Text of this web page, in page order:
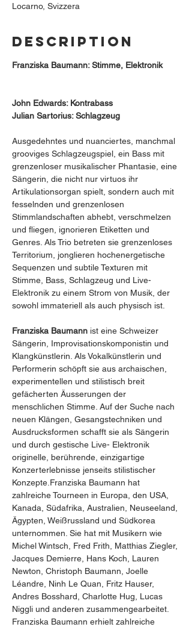
Locarno, Svizzera
Description
Franziska Baumann: Stimme, Elektronik
John Edwards: Kontrabass
Julian Sartorius: Schlagzeug
Ausgedehntes und nuanciertes, manchmal
grooviges Schlagzeugspiel, ein Bass mit
grenzenloser musikalischer Phantasie, eine
Sängerin, die nicht nur virtuos ihr
Artikulationsorgan spielt, sondern auch mit
fesselnden und grenzenlosen
Stimmlandschaften abhebt, verschmelzen
und fliegen, ignorieren Etiketten und
Genres. Als Trio betreten sie grenzenloses
Territorium, jonglieren hochenergetische
Sequenzen und subtile Texturen mit
Stimme, Bass, Schlagzeug und Live-
Elektronik zu einem Strom von Musik, der
sowohl immateriell als auch physisch ist.
Franziska Baumann ist eine Schweizer
Sängerin, Improvisationskomponistin und
Klangkünstlerin. Als Vokalkünstlerin und
Performerin schöpft sie aus archaischen,
experimentellen und stilistisch breit
gefächerten Äusserungen der
menschlichen Stimme. Auf der Suche nach
neuen Klängen, Gesangstechniken und
Ausdrucksformen schafft sie als Sängerin
und durch gestische Live- Elektronik
originelle, berührende, einzigartige
Konzerterlebnisse jenseits stilistischer
Konzepte.Franziska Baumann hat
zahlreiche Tourneen in Europa, den USA,
Kanada, Südafrika, Australien, Neuseeland,
Ägypten, Weißrussland und Südkorea
unternommen. Sie hat mit Musikern wie
Michel Wintsch, Fred Frith, Matthias Ziegler,
Jacques Demierre, Hans Koch, Lauren
Newton, Christoph Baumann, Joelle
Léandre, Ninh Le Quan, Fritz Hauser,
Andres Bosshard, Charlotte Hug, Lucas
Niggli und anderen zusammengearbeitet.
Franziska Baumann erhielt zahlreiche